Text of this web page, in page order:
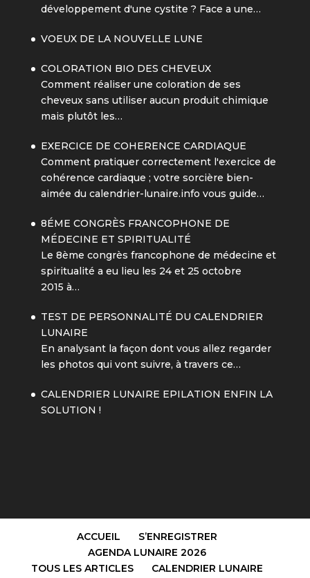
développement d'une cystite ? Face a une…
VOEUX DE LA NOUVELLE LUNE
COLORATION BIO DES CHEVEUX
Comment réaliser une coloration de ses
cheveux sans utiliser aucun produit chimique
mais plutôt les…
EXERCICE DE COHERENCE CARDIAQUE
Comment pratiquer correctement l'exercice de
cohérence cardiaque ; votre sorcière bien-
aimée du calendrier-lunaire.info vous guide…
8ÉME CONGRÈS FRANCOPHONE DE
MÉDECINE ET SPIRITUALITÉ
Le 8ème congrès francophone de médecine et
spiritualité a eu lieu les 24 et 25 octobre
2015 à…
TEST DE PERSONNALITÉ DU CALENDRIER
LUNAIRE
En analysant la façon dont vous allez regarder
les photos qui vont suivre, à travers ce…
CALENDRIER LUNAIRE EPILATION ENFIN LA
SOLUTION !
ACCUEIL
S’ENREGISTRER
AGENDA LUNAIRE 2026
TOUS LES ARTICLES
CALENDRIER LUNAIRE